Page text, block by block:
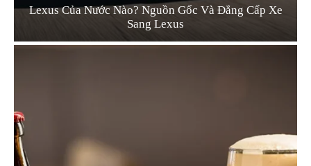
Lexus Của Nước Nào? Nguồn Gốc Và Đẳng Cấp Xe
Sang Lexus